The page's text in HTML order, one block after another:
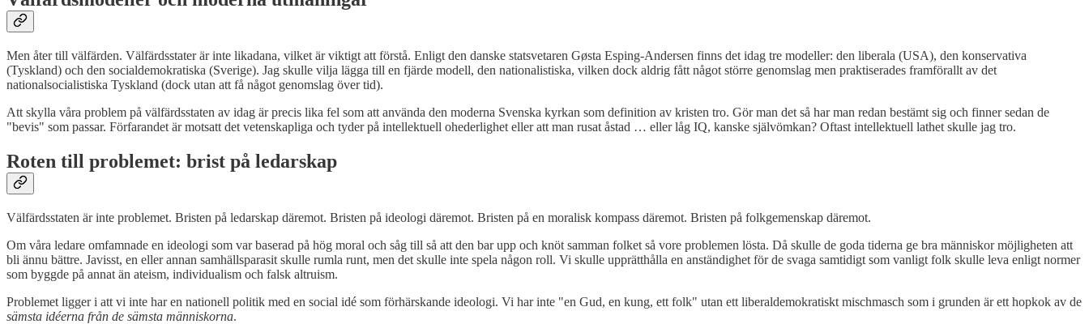
Men åter till välfärden. Välfärdsstater är inte likadana, vilket är viktigt att förstå. Enligt den danske statsvetaren Gøsta Esping-Andersen finns det idag tre modeller: den liberala (USA), den konservativa
(Tyskland) och den socialdemokratiska (Sverige). Jag skulle vilja lägga till en fjärde modell, den nationalistiska, vilken dock aldrig fått något större genomslag men praktiserades framförallt av det
nationalsocialistiska Tyskland (dock utan att få något genomslag över tid).
Att skylla våra problem på välfärdsstaten av idag är precis lika fel som att använda den moderna Svenska kyrkan som definition av kristen tro. Gör man det så har man redan bestämt sig och finner sedan de
"bevis" som passar. Förfarandet är motsatt det vetenskapliga och tyder på intellektuell ohederlighet eller att man rusat åstad … eller låg IQ, kanske självömkan? Oftast intellektuell lathet skulle jag tro.
Roten till problemet: brist på ledarskap
Välfärdsstaten är inte problemet. Bristen på ledarskap däremot. Bristen på ideologi däremot. Bristen på en moralisk kompass däremot. Bristen på folkgemenskap däremot.
Om våra ledare omfamnade en ideologi som var baserad på hög moral och såg till så att den bar upp och knöt samman folket så vore problemen lösta. Då skulle de goda tiderna ge bra människor möjligheten att
bli ännu bättre. Javisst, en eller annan samhällsparasit skulle rumla runt, men det skulle inte spela någon roll. Vi skulle upprätthålla en anständighet för de svaga samtidigt som vanligt folk skulle leva enligt normer
som byggde på annat än ateism, individualism och falsk altruism.
Problemet ligger i att vi inte har en nationell politik med en social idé som förhärskande ideologi. Vi har inte "en Gud, en kung, ett folk" utan ett liberaldemokratiskt mischmasch som i grunden är ett hopkok av de
sämsta idéerna från de sämsta människorna.